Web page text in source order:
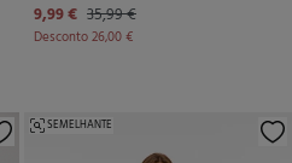
9,99 € 35,99 €
Desconto26,00 €
SEMELHANTE